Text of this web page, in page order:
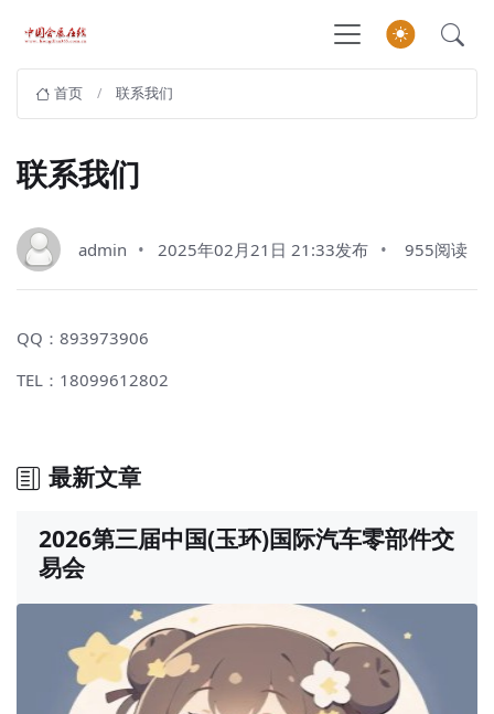
首页 联系我们
联系我们
admin 2025年02月21日 21:33发布 955阅读
QQ：893973906
TEL：18099612802
最新文章
2026第三届中国(玉环)国际汽车零部件交
易会